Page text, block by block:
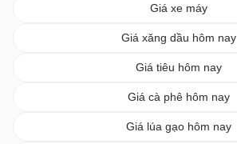
Giá xe máy
Giá xăng dầu hôm nay
Giá tiêu hôm nay
Giá cà phê hôm nay
Giá lúa gạo hôm nay